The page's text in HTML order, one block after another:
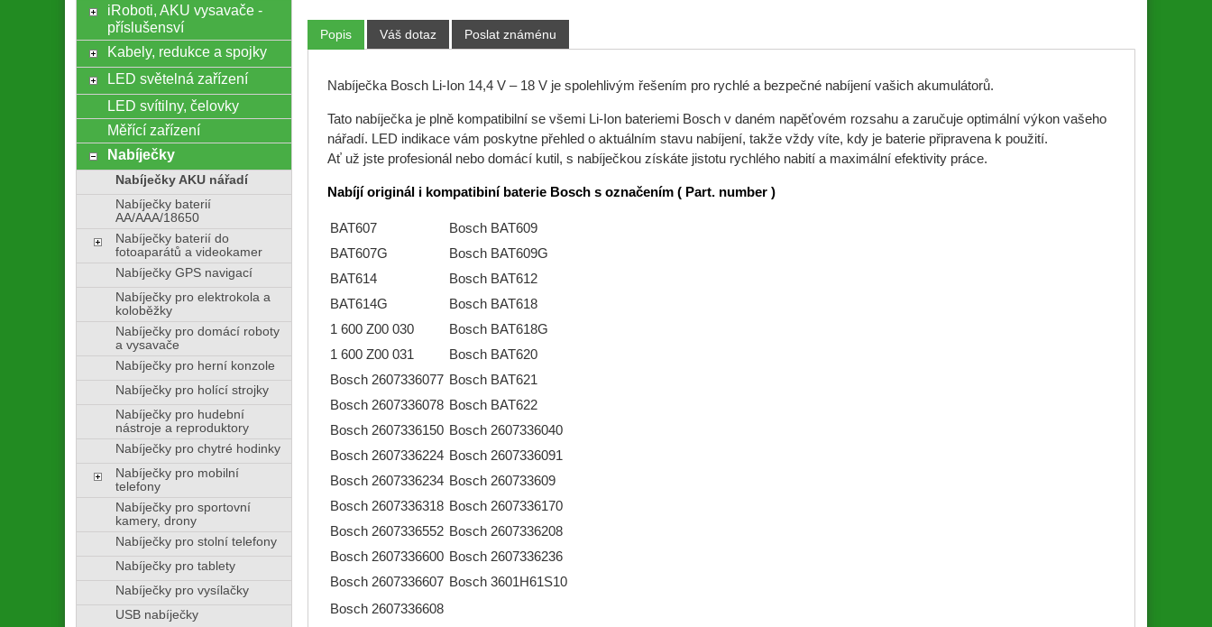
Popis Váš dotaz Poslat známénu
Nabíječka Bosch Li-Ion 14,4 V – 18 V je spolehlivým řešením pro rychlé a bezpečné nabíjení vašich akumulátorů.
Tato nabíječka je plně kompatibilní se všemi Li-Ion bateriemi Bosch v daném napěťovém rozsahu a zaručuje optimální výkon vašeho
nářadí. LED indikace vám poskytne přehled o aktuálním stavu nabíjení, takže vždy víte, kdy je baterie připravena k použití.
Ať už jste profesionál nebo domácí kutil, s nabíječkou získáte jistotu rychlého nabití a maximální efektivity práce.
Nabíjíoriginál i kompatibiní baterie Bosch s označením ( Part. number )
BAT607
Bosch BAT609
BAT607G
Bosch BAT609G
BAT614
Bosch BAT612
BAT614G
Bosch BAT618
1 600 Z00 030
Bosch BAT618G
1 600 Z00 031
Bosch BAT620
Bosch 2607336077 Bosch BAT621
Bosch 2607336078 Bosch BAT622
Bosch 2607336150 Bosch 2607336040
Bosch 2607336224 Bosch 2607336091
Bosch 2607336234 Bosch 260733609
Bosch 2607336318 Bosch 2607336170
Bosch 2607336552 Bosch 2607336208
Bosch 2607336600 Bosch 2607336236
Bosch 2607336607 Bosch 3601H61S10
Bosch 2607336608
iRoboti, AKU vysavače -
příslušensví
Kabely, redukce a spojky
LED světelná zařízení
LED svítilny, čelovky
Měřící zařízení
Nabíječky
Nabíječky AKU nářadí
Nabíječky baterií
AA/AAA/18650
Nabíječky baterií do
fotoaparátů a videokamer
Nabíječky GPS navigací
Nabíječky pro elektrokola a
koloběžky
Nabíječky pro domácí roboty
a vysavače
Nabíječky pro herní konzole
Nabíječky pro holící strojky
Nabíječky pro hudební
nástroje a reproduktory
Nabíječky pro chytré hodinky
Nabíječky pro mobilní
telefony
Nabíječky pro sportovní
kamery, drony
Nabíječky pro stolní telefony
Nabíječky pro tablety
Nabíječky pro vysílačky
USB nabíječky